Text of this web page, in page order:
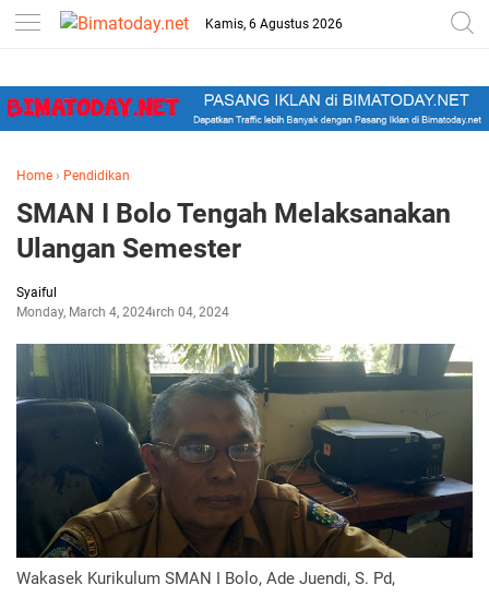
-->
Kamis, 6 Agustus 2026
Home › Pendidikan
SMAN I Bolo Tengah Melaksanakan
Ulangan Semester
Syaiful
Monday, March 4, 2024March 04, 2024
Wakasek Kurikulum SMAN I Bolo, Ade Juendi, S. Pd,